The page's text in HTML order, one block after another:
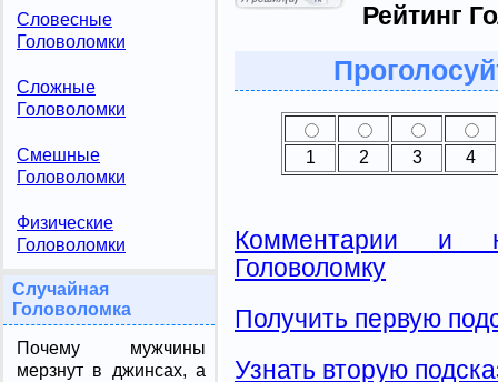
Словесные
Головоломки
Сложные
Головоломки
Смешные
Головоломки
Физические
Головоломки
Случайная
Головоломка
Почему мужчины
мерзнут в джинсах, а
Рейтинг
1 2 3 4
Комментарии и
Головоломку
Получить первую
Узнать вторую